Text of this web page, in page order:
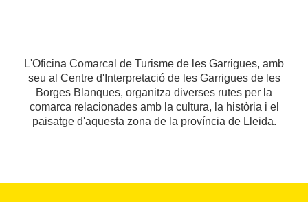
L'Oficina Comarcal de Turisme de les Garrigues, amb
seu al Centre d'Interpretació de les Garrigues de les
Borges Blanques, organitza diverses rutes per la
comarca relacionades amb la cultura, la història i el
paisatge d'aquesta zona de la província de Lleida.